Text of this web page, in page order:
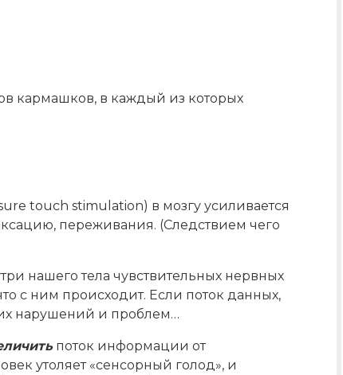
кармашков, в каждый из которых
touch stimulation) в мозгу усиливается
переживания. (Следствием чего
нашего тела чувствительных нервных
с ним происходит. Если поток данных,
нарушений и проблем…
поток информации от
утоляет «сенсорный голод», и